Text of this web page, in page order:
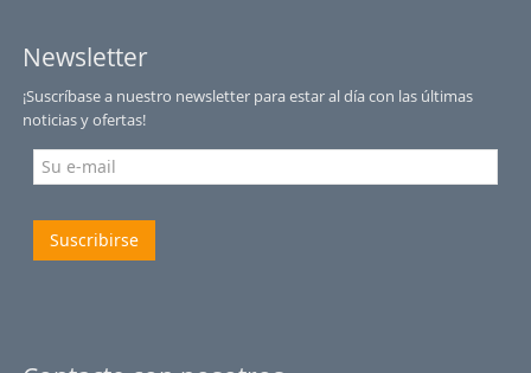
Newsletter
¡Suscríbase a nuestro newsletter para estar al día con las últimas
noticias y ofertas!
Suscribirse